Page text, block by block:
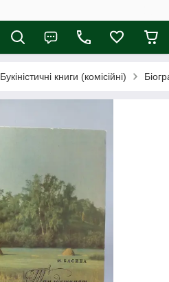
Букіністичні книги (комісійні)